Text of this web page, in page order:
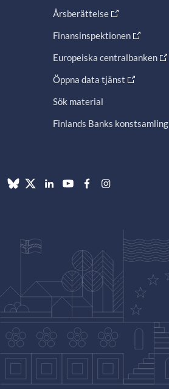
Årsberättelse
Finansinspektionen
Europeiska centralbanken
Öppna data tjänst
Sök material
Finlands Banks konstsamling